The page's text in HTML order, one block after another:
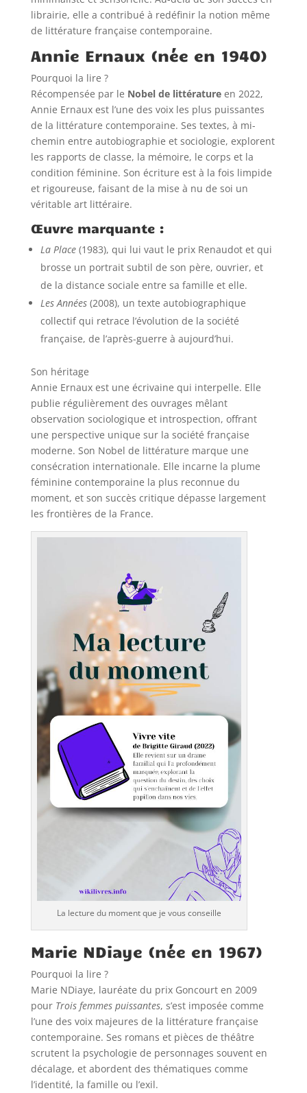
librairie, elle a contribué à redéfinir la notion même
de littérature française contemporaine.
Annie Ernaux (née en 1940)
Pourquoi la lire ?
Récompensée par le Nobel de littératureen 2022,
Annie Ernaux est l’une des voix les plus puissantes
de la littérature contemporaine. Ses textes, à mi-
chemin entre autobiographie et sociologie, explorent
les rapports de classe, la mémoire, le corps et la
condition féminine. Son écriture est à la fois limpide
et rigoureuse, faisant de la mise à nu de soi un
véritable art littéraire.
Œuvre marquante :
La Place(1983), qui lui vaut le prix Renaudot et qui
brosse un portrait subtil de son père, ouvrier, et
de la distance sociale entre sa famille et elle.
Les Années(2008), un texte autobiographique
collectif qui retrace l’évolution de la société
française, de l’après-guerre à aujourd’hui.
Son héritage
Annie Ernaux est une écrivaine qui interpelle. Elle
publie régulièrement des ouvrages mêlant
observation sociologique et introspection, offrant
une perspective unique sur la société française
moderne. Son Nobel de littérature marque une
consécration internationale. Elle incarne la plume
féminine contemporaine la plus reconnue du
moment, et son succès critique dépasse largement
les frontières de la France.
La lecture du moment que je vous conseille
Marie NDiaye (née en 1967)
Pourquoi la lire ?
Marie NDiaye, lauréate du prix Goncourt en 2009
pour Trois femmes puissantes, s’est imposée comme
l’une des voix majeures de la littérature française
contemporaine. Ses romans et pièces de théâtre
scrutent la psychologie de personnages souvent en
décalage, et abordent des thématiques comme
l’identité, la famille ou l’exil.